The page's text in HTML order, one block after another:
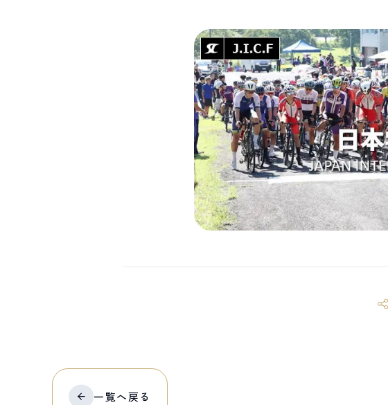
LINEで友だちになる
白馬村観光局インフォメーション
長野県北安曇郡白馬村北城5497
Snow Peak LAND STATION HAKUBA内
営業時間：9:00～17:00 定休日：無休
TEL.0261-85-4210 / FAX.0261-85-4240
一覧へ戻る